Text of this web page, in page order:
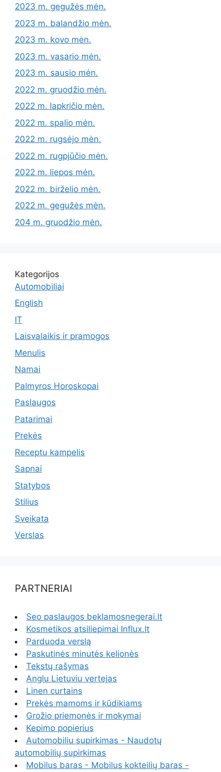
2023 m. gegužės mėn.
2023 m. balandžio mėn.
2023 m. kovo mėn.
2023 m. vasario mėn.
2023 m. sausio mėn.
2022 m. gruodžio mėn.
2022 m. lapkričio mėn.
2022 m. spalio mėn.
2022 m. rugsėjo mėn.
2022 m. rugpjūčio mėn.
2022 m. liepos mėn.
2022 m. birželio mėn.
2022 m. gegužės mėn.
204 m. gruodžio mėn.
Kategorijos
Automobiliai
English
IT
Laisvalaikis ir pramogos
Menulis
Namai
Palmyros Horoskopai
Paslaugos
Patarimai
Prekės
Receptu kampelis
Sapnai
Statybos
Stilius
Sveikata
Verslas
PARTNERIAI
Seo paslaugos beklamosnegerai.lt
Kosmetikos atsiliepimai Influx.lt
Parduoda verslą
Paskutinės minutės kelionės
Tekstų rašymas
Anglu Lietuviu vertejas
Linen curtains
Prekės mamoms ir kūdikiams
Grožio priemonės ir mokymai
Kepimo popierius
Automobiliu supirkimas - Naudotų
automobilių supirkimas
Mobilus baras - Mobilus kokteilių baras -